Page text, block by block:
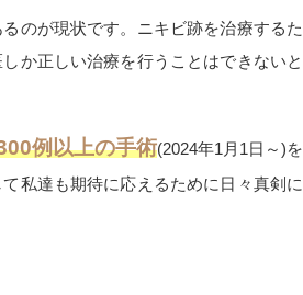
のが現状です。ニキビ跡を治療するた
か正しい治療を行うことはできないと
例以上の手術(2024年1月1日～)を
私達も期待に応えるために日々真剣に